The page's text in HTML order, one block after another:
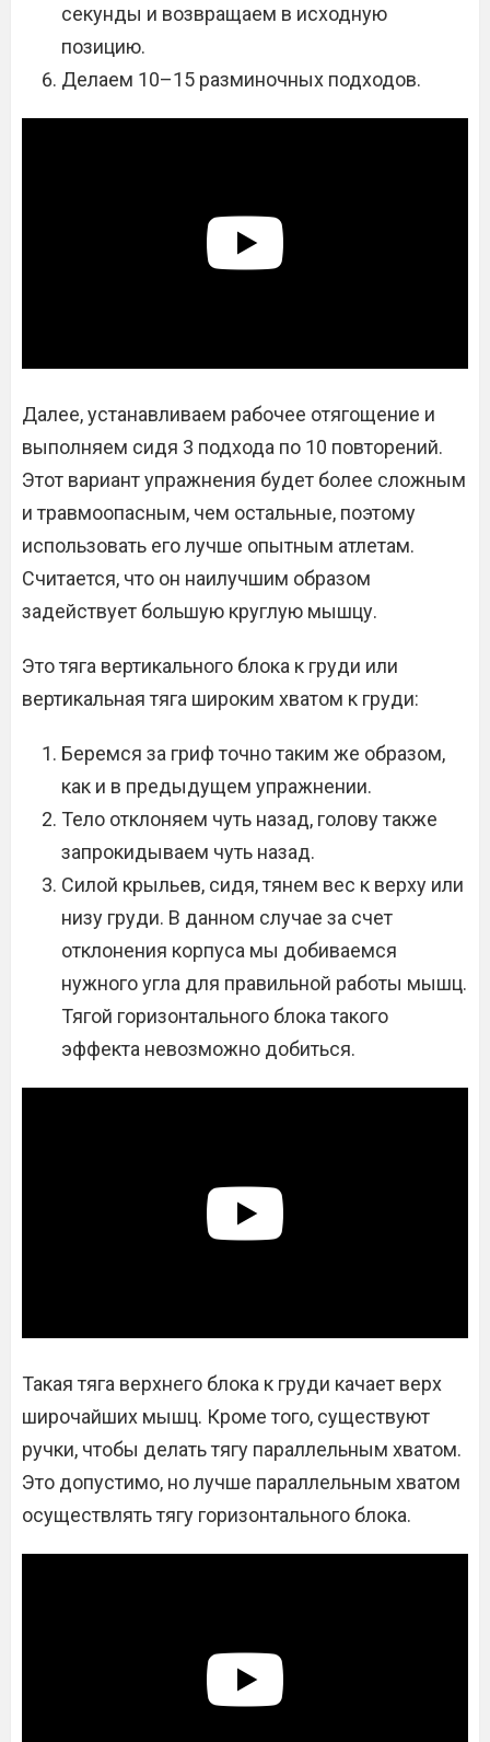
секунды и возвращаем в исходную
позицию.
Делаем 10–15 разминочных подходов.
Далее, устанавливаем рабочее отягощение и
выполняем сидя 3 подхода по 10 повторений.
Этот вариант упражнения будет более сложным
и травмоопасным, чем остальные, поэтому
использовать его лучше опытным атлетам.
Считается, что он наилучшим образом
задействует большую круглую мышцу.
Это тяга вертикального блока к груди или
вертикальная тяга широким хватом к груди:
Беремся за гриф точно таким же образом,
как и в предыдущем упражнении.
Тело отклоняем чуть назад, голову также
запрокидываем чуть назад.
Силой крыльев, сидя, тянем вес к верху или
низу груди. В данном случае за счет
отклонения корпуса мы добиваемся
нужного угла для правильной работы мышц.
Тягой горизонтального блока такого
эффекта невозможно добиться.
Такая тяга верхнего блока к груди качает верх
широчайших мышц. Кроме того, существуют
ручки, чтобы делать тягу параллельным хватом.
Это допустимо, но лучше параллельным хватом
осуществлять тягу горизонтального блока.